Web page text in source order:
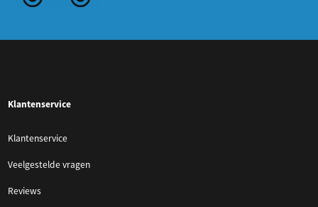
Klantenservice
Klantenservice
Veelgestelde vragen
Reviews